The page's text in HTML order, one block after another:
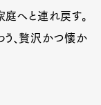
へと連れ戻す。
、贅沢かつ懐か